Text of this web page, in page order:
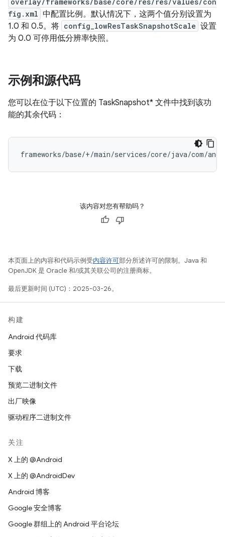
fig.xml 中配置比例。默认情况下，这两个值分别设置为
1.0 和 0.5。将 config_lowResTaskSnapshotScale 设置
为 0.0 可停用低分辨率快照。
示例和源代码
您可以在位于以下位置的 TaskSnapshot* 文件中找到该功
能的其余代码：
frameworks/base/+/main/services/core/java/com/
该内容对您有帮助吗？
本页面上的内容和代码示例受内容许可部分所述许可的限制。Java 和
OpenJDK 是 Oracle 和/或其关联公司的注册商标。
最后更新时间 (UTC)：2025-03-26。
构建
Android 代码库
要求
下载
预览二进制文件
出厂映像
驱动程序二进制文件
关注
X 上的 @Android
X 上的 @AndroidDev
Android 博客
Google 安全博客
Google 群组上的 Android 平台论坛